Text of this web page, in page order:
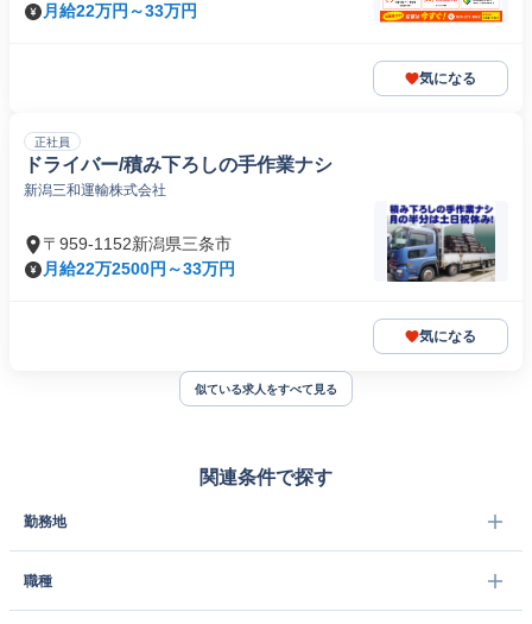
月給22万円～33万円
気になる
正社員
ドライバー/積み下ろしの手作業ナシ
新潟三和運輸株式会社
〒959-1152新潟県三条市
月給22万2500円～33万円
気になる
似ている求人をすべて見る
関連条件で探す
勤務地
職種